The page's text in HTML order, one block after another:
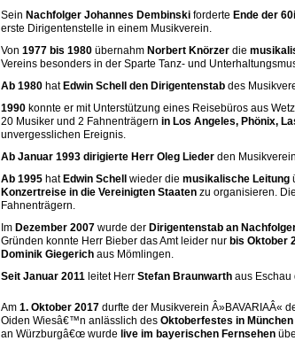
Sein Nachfolger Johannes Dembinski forderte Ende der
erste Dirigentenstelle in einem Musikverein.
Von 1977 bis 1980 übernahm Norbert Knörzer die
Vereins besonders in der Sparte Tanz- und
Ab 1980 hat Edwin Schell den Dirigentenstab des
1990 konnte er mit Unterstützung eines Reisebüros aus
20 Musiker und 2 Fahnenträgern in Los Angeles, Phönix,
unvergesslichen Ereignis.
Ab Januar 1993 dirigierte Herr Oleg Lieder den
Ab 1995 hat Edwin Schell wieder die musikalische Leitung
Konzertreise in die Vereinigten Staaten zu organisieren.
Fahnenträgern.
Im Dezember 2007 wurde der Dirigentenstab an
Gründen konnte Herr Bieber das Amt leider nur bis Oktober
Dominik Giegerich aus Mömlingen.
Seit Januar 2011 leitet Herr Stefan Braunwarth aus Eschau
Am 1. Oktober 2017 durfte der Musikverein Â»BAVARIAÂ«
Oiden Wiesâ€™n anlässlich des Oktoberfestes in München
an Würzburgâ€œ wurde live im bayerischen Fernsehen